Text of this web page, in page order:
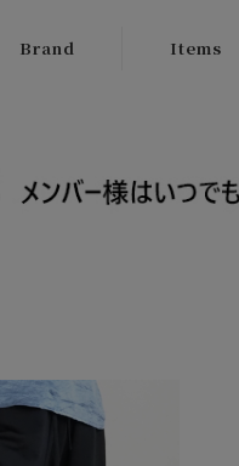
Brand
Boutique
CYNICAL
FERAL FLAIR
Items